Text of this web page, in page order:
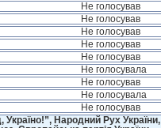
Не голосував
Не голосував
Не голосував
Не голосував
Не голосував
Не голосувала
Не голосував
Не голосувала
Не голосував
Народний Рух України,